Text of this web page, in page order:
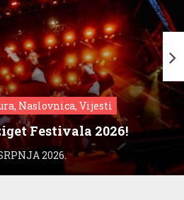
Naslovnica, Vijesti
Festivala 2026!
2026.